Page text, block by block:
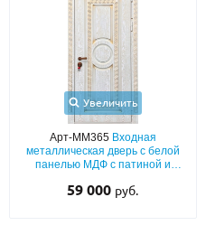
Увеличить
Арт-ММ365 Входная
металлическая дверь с белой
панелью МДФ с патиной и
59 000 руб.